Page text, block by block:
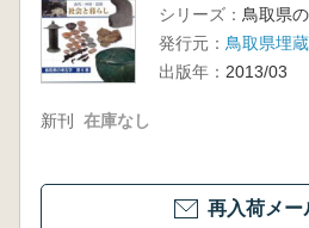
シリーズ： 鳥取県
発行元： 鳥取県埋
出版年： 2013/03
新刊 在庫なし
再入荷メー